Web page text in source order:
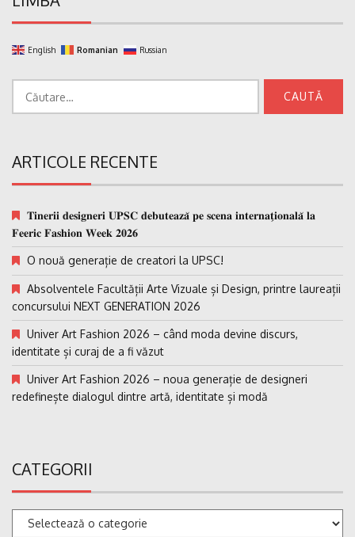
English Romanian Russian
după:
ARTICOLE RECENTE
𝐓𝐢𝐧𝐞𝐫𝐢𝐢 𝐝𝐞𝐬𝐢𝐠𝐧𝐞𝐫𝐢 𝐔𝐏𝐒𝐂 𝐝𝐞𝐛𝐮𝐭𝐞𝐚𝐳𝐚̆ 𝐩𝐞 𝐬𝐜𝐞𝐧𝐚 𝐢𝐧𝐭𝐞𝐫𝐧𝐚𝐭̗𝐢𝐨𝐧𝐚𝐥𝐚̆ 𝐥𝐚
𝐅𝐞𝐞𝐫𝐢𝐜 𝐅𝐚𝐬𝐡𝐢𝐨𝐧 𝐖𝐞𝐞𝐤 𝟐𝟎𝟐𝟔
O nouă generație de creatori la UPSC!
Absolventele Facultății Arte Vizuale și Design, printre laureații
concursului NEXT GENERATION 2026
Univer Art Fashion 2026 – când moda devine discurs,
identitate și curaj de a fi văzut
Univer Art Fashion 2026 – noua generație de designeri
redefinește dialogul dintre artă, identitate și modă
CATEGORII
Categorii